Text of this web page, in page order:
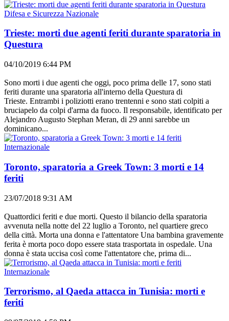
Difesa e Sicurezza Nazionale
Trieste: morti due agenti feriti durante sparatoria in
Questura
04/10/2019 6:44 PM
Sono morti i due agenti che oggi, poco prima delle 17, sono stati
feriti durante una sparatoria all'interno della Questura di
Trieste. Entrambi i poliziotti erano trentenni e sono stati colpiti a
bruciapelo da colpi d'arma da fuoco. Il responsabile, identificato per
Alejandro Augusto Stephan Meran, di 29 anni sarebbe un
dominicano...
Internazionale
Toronto, sparatoria a Greek Town: 3 morti e 14
feriti
23/07/2018 9:31 AM
Quattordici feriti e due morti. Questo il bilancio della sparatoria
avvenuta nella notte del 22 luglio a Toronto, nel quartiere greco
della città. Morta una donna e l'attentatore Una bambina gravemente
ferita è morta poco dopo essere stata trasportata in ospedale. Una
donna è stata uccisa così come l'attentatore che, prima di...
Internazionale
Terrorismo, al Qaeda attacca in Tunisia: morti e
feriti